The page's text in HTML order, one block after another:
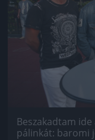
Beszakadtam
pálinkát: baromi